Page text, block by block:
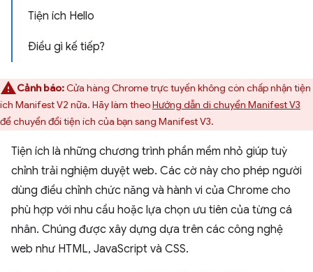
Tiện ích Hello
Ðiều gì kế tiếp?
Cảnh báo:Cửa hàng Chrome trực tuyến không còn chấp nhận tiện
ích Manifest V2 nữa. Hãy làm theoHướng dẫn di chuyển Manifest V3
để chuyển đổi tiện ích của bạn sang Manifest V3.
Tiện ích là những chương trình phần mềm nhỏ giúp tuỳ
chỉnh trải nghiệm duyệt web. Các cờ này cho phép người
dùng điều chỉnh chức năng và hành vi của Chrome cho
phù hợp với nhu cầu hoặc lựa chọn ưu tiên của từng cá
nhân. Chúng được xây dựng dựa trên các công nghệ
web như HTML, JavaScript và CSS.